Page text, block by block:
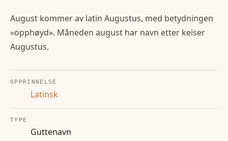
August kommer av latin Augustus, med betydningen
«opphøyd». Måneden august har navn etter keiser
Augustus.
OPPRINNELSE
Latinsk
TYPE
Guttenavn